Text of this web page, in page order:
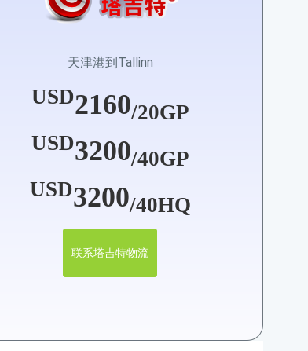
天津港到Tallinn
USD2160/20GP
USD3200/40GP
USD3200/40HQ
联系塔吉特物流